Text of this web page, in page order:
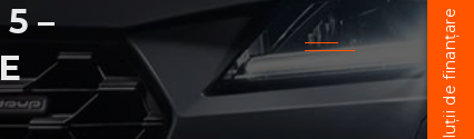
–
Soluții de finanțare